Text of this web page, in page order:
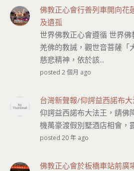
佛教正心會行善列車開向花
及遺孤
世界佛教正心會遵循 世界
羌佛的教誡，觀世音菩薩「
慈悲精神，依於該...
posted 2 個月 ago
台灣新聲報/仰諤益西諾布
仰諤益西諾布大法王，請佛
機萬豪渡假別墅酒店相會，
posted 20 年 ago
佛教正心會於板橋車站前廣